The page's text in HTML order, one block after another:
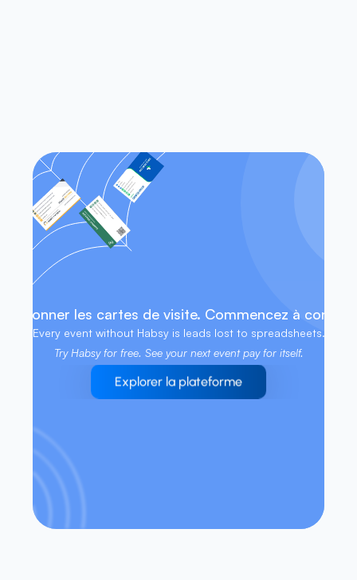
sans connexion Internet ?
les cartes de visite. Commencez à
Try Habsy for free. See your next event pay for itself.
Explorer la plateforme